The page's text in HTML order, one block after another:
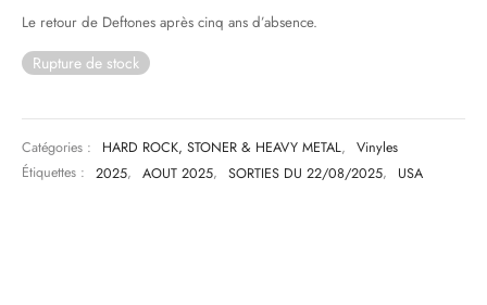
Le retour de Deftones après cinq ans d’absence.
Rupture de stock
Catégories : HARD ROCK, STONER & HEAVY METAL,
Vinyles
Étiquettes :
2025, AOUT 2025, SORTIES DU 22/08/2025, USA
CLASSIQUE
DAY 2025